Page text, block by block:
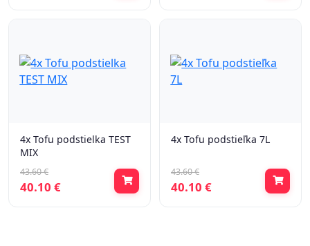
4x Tofu podstielka TEST
MIX
43.60 €
40.10 €
4x Tofu podstieľka 7L
43.60 €
40.10 €